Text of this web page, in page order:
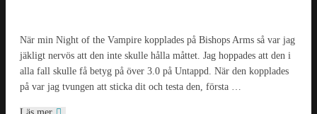
När min Night of the Vampire kopplades på Bishops Arms så var jag
jäkligt nervös att den inte skulle hålla måttet. Jag hoppades att den i
alla fall skulle få betyg på över 3.0 på Untappd. När den kopplades
på var jag tvungen att sticka dit och testa den, första …